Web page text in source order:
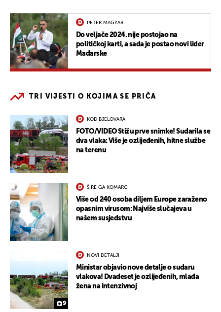
PETER MAGYAR
Do veljače 2024. nije postojao na
političkoj karti, a sada je postao novi lider
Mađarske
TRI VIJESTI O KOJIMA SE PRIČA
KOD BJELOVARA
FOTO/VIDEO Stižu prve snimke! Sudarila se
dva vlaka: Više je ozlijeđenih, hitne službe
na terenu
ŠIRE GA KOMARCI
Više od 240 osoba diljem Europe zaraženo
opasnim virusom: Najviše slučajeva u
našem susjedstvu
9
NOVI DETALJI
Ministar objavio nove detalje o sudaru
vlakova! Dvadeset je ozlijeđenih, mlađa
žena na intenzivnoj